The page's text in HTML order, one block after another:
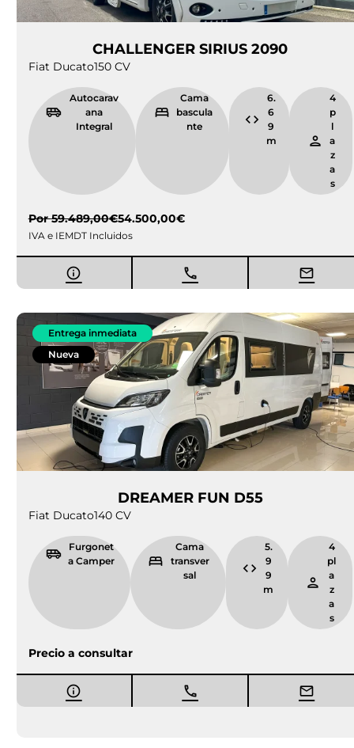
CHALLENGER SIRIUS 2090
Fiat Ducato150 CV
Autocarav
ana
Integral
Cama
bascula
nte
6.
6
9
m
4
p
l
a
z
a
s
Por59.489,00€54.500,00€
IVA e IEMDT Incluidos
Entrega inmediata
Nueva
DREAMER FUN D55
Fiat Ducato140 CV
Furgonet
a Camper
Cama
transver
sal
5.
9
9
m
4
pl
a
z
a
s
Precio a consultar